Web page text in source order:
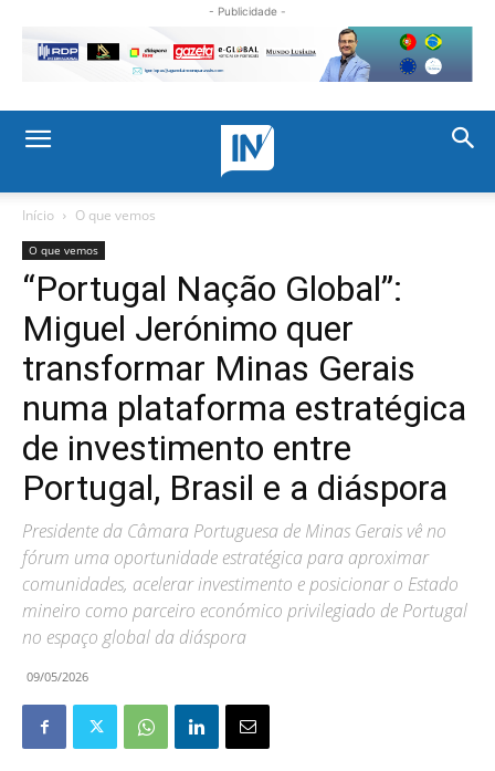
- Publicidade -
Início O que vemos
O que vemos
“Portugal Nação Global”:
Miguel Jerónimo quer
transformar Minas Gerais
numa plataforma estratégica
de investimento entre
Portugal, Brasil e a diáspora
Presidente da Câmara Portuguesa de Minas Gerais vê no
fórum uma oportunidade estratégica para aproximar
comunidades, acelerar investimento e posicionar o Estado
mineiro como parceiro económico privilegiado de Portugal
no espaço global da diáspora
09/05/2026